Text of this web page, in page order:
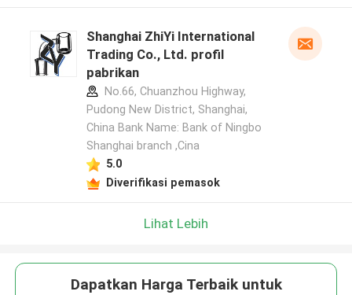
Shanghai ZhiYi International
Trading Co., Ltd. profil
pabrikan
No.66, Chuanzhou Highway,
Pudong New District, Shanghai,
China Bank Name: Bank of Ningbo
Shanghai branch ,Cina
5.0
Diverifikasi pemasok
Lihat Lebih
Dapatkan Harga Terbaik untuk